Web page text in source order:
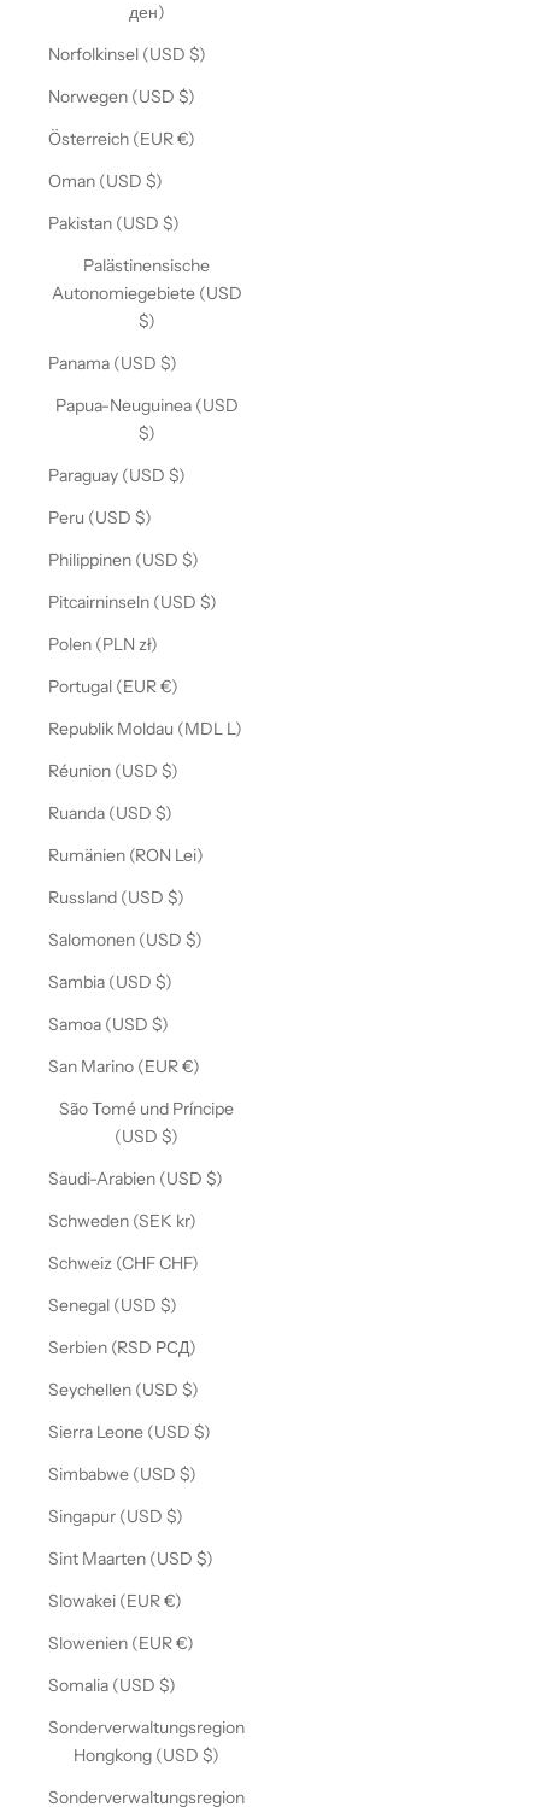
ден)
Norfolkinsel (USD $)
Norwegen (USD $)
Österreich (EUR €)
Oman (USD $)
Pakistan (USD $)
Palästinensische
Autonomiegebiete (USD
$)
Panama (USD $)
Papua-Neuguinea (USD
$)
Paraguay (USD $)
Peru (USD $)
Philippinen (USD $)
Pitcairninseln (USD $)
Polen (PLN zł)
Portugal (EUR €)
Republik Moldau (MDL L)
Réunion (USD $)
Ruanda (USD $)
Rumänien (RON Lei)
Russland (USD $)
Salomonen (USD $)
Sambia (USD $)
Samoa (USD $)
San Marino (EUR €)
São Tomé und Príncipe
(USD $)
Saudi-Arabien (USD $)
Schweden (SEK kr)
Schweiz (CHF CHF)
Senegal (USD $)
Serbien (RSD РСД)
Seychellen (USD $)
Sierra Leone (USD $)
Simbabwe (USD $)
Singapur (USD $)
Sint Maarten (USD $)
Slowakei (EUR €)
Slowenien (EUR €)
Somalia (USD $)
Sonderverwaltungsregion
Hongkong (USD $)
Sonderverwaltungsregion